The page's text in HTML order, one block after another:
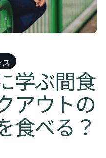
ス
学ぶ間食
アウトの
食べる？